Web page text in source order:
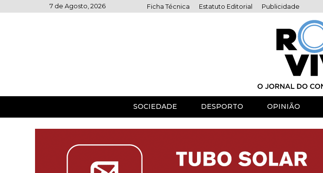
to
7 de Agosto, 2026 Ficha Técnica Estatuto Editorial Publicidade
SOCIEDADE DESPORTO OPINIÃO